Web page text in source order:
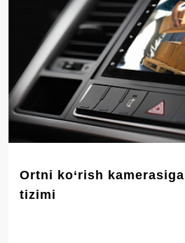
Ortni ko‘rish
tizimi